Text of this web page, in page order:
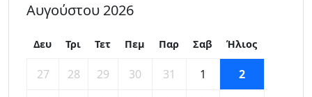
Αυγούστου 2026
Δευ Τρι Τετ Πεμ Παρ Σαβ Ήλιος
27 28 29 30 31 1 2